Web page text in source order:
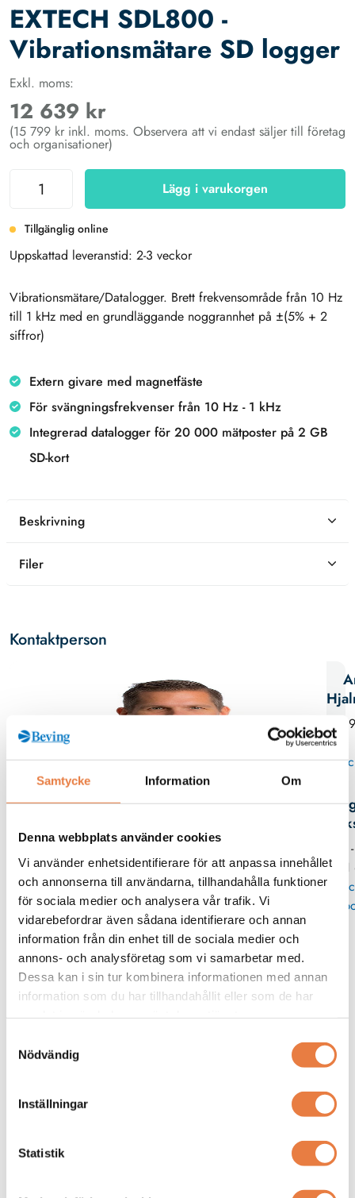
Samtycke Information Om
Denna webbplats använder cookies
Vi använder enhetsidentifierare för att anpassa innehållet
och annonserna till användarna, tillhandahålla funktioner
för sociala medier och analysera vår trafik. Vi
vidarebefordrar även sådana identifierare och annan
information från din enhet till de sociala medier och
annons- och analysföretag som vi samarbetar med.
Dessa kan i sin tur kombinera informationen med annan
information som du har tillhandahållit eller som de har
Nödvändig
Inställningar
Statistik
EXTECH SDL800 -
Vibrationsmätare SD logger
Exkl. moms:
12 639 kr
(15 799 kr inkl. moms. Observera att vi endast säljer till företag
och organisationer)
Lägg i varukorgen
Tillgänglig online
Uppskattad leveranstid: 2-3 veckor
Vibrationsmätare/Datalogger. Brett frekvensområde från 10 Hz
till 1 kHz med en grundläggande noggrannhet på ±(5% + 2
siffror)
Extern givare med magnetfäste
För svängningsfrekvenser från 10 Hz - 1 kHz
Integrerad datalogger för 20 000 mätposter på 2 GB
SD-kort
Beskrivning
Filer
Kontaktperson
08
Liknande produkter
Extech
Vibrationsdatalogger
EXTECH VB300